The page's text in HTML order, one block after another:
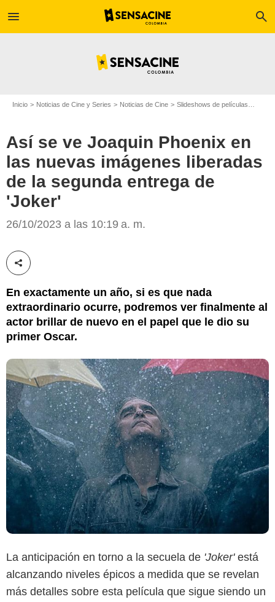
menu search
Inicio Noticias de Cine y Series Noticias de Cine Slideshows de películas
Así se ve Joaquin Phoenix en
las nuevas imágenes liberadas
de la segunda entrega de
'Joker'
26/10/2023 a las 10:19 a. m.
Compartir esta noticia
En exactamente un año, si es que nada
extraordinario ocurre, podremos ver finalmente al
actor brillar de nuevo en el papel que le dio su
primer Oscar.
Warner Bros
La anticipación en torno a la secuela de 'Joker'está
alcanzando niveles épicos a medida que se revelan
más detalles sobre esta película que sigue siendo un